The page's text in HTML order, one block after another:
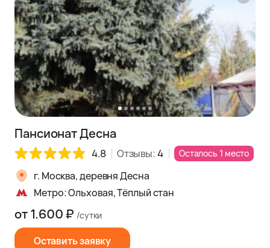
Пансионат Десна
4.8 Отзывы:4 Осталось 1 место
г. Москва, деревня Десна
Метро: Ольховая, Тёплый стан
Оставить заявку
от 1.600 ₽ /сутки